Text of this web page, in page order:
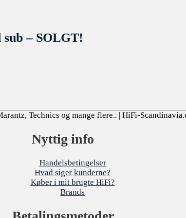
– SOLGT!
Technics og mange flere.. | HiFi-
Nyttig info
Handelsbetingelser
Hvad siger kunderne?
Køber i mit brugte HiFi?
Brands